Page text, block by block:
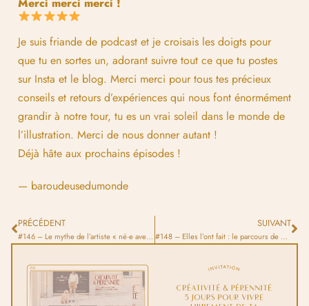
Je suis friande de podcast et je croisais les doigts pour
que tu en sortes un, adorant suivre tout ce que tu postes
sur Insta et le blog. Merci merci pour tous tes précieux
conseils et retours d’expériences qui nous font énormément
grandir à notre tour, tu es un vrai soleil dans le monde de
l’illustration. Merci de nous donner autant !
Déjà hâte aux prochains épisodes !
— baroudeusedumonde
PRÉCÉDENT
#146 – Le mythe de l’artiste « né·e avec du talent » : déconstruire la légende
SUIVANT
#148 – Elles l’ont fait : le parcours de 4 illustratrices qui ont osé se lancer